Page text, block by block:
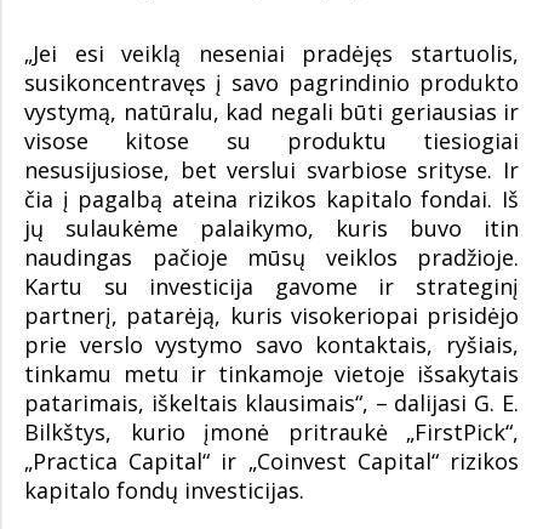
„Jei esi veiklą neseniai pradėjęs startuolis,
susikoncentravęs į savo pagrindinio produkto
vystymą, natūralu, kad negali būti geriausias ir
visose kitose su produktu tiesiogiai
nesusijusiose, bet verslui svarbiose srityse. Ir
čia į pagalbą ateina rizikos kapitalo fondai. Iš
jų sulaukėme palaikymo, kuris buvo itin
naudingas pačioje mūsų veiklos pradžioje.
Kartu su investicija gavome ir strateginį
partnerį, patarėją, kuris visokeriopai prisidėjo
prie verslo vystymo savo kontaktais, ryšiais,
tinkamu metu ir tinkamoje vietoje išsakytais
patarimais, iškeltais klausimais“, – dalijasi G. E.
Bilkštys, kurio įmonė pritraukė „FirstPick“,
„Practica Capital“ ir „Coinvest Capital“ rizikos
kapitalo fondų investicijas.